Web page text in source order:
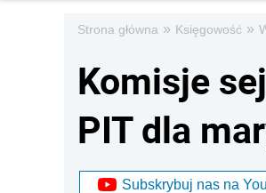
Strona główna » Księgowość »
Komisje
PIT dla
Subskrybuj nas na